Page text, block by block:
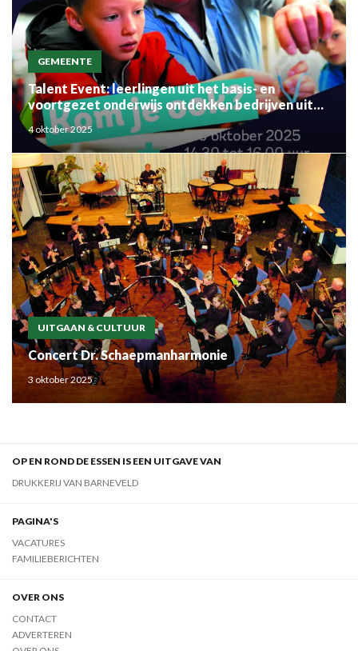
GEMEENTE
Talent Event: leerlingen uit het basis- en
voortgezet onderwijs ontdekken bedrijven uit
de regio
4 oktober 2025
UITGAAN & CULTUUR
Concert Dr. Schaepmanharmonie
3 oktober 2025
OP EN ROND DE ESSEN IS EEN UITGAVE VAN
DRUKKERIJ VAN BARNEVELD
PAGINA'S
VACATURES
FAMILIEBERICHTEN
OVER ONS
CONTACT
ADVERTEREN